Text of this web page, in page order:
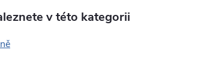
v této kategorii